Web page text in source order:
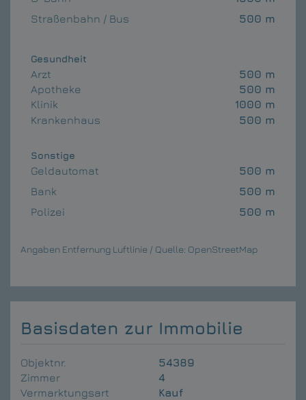
Straßenbahn / Bus
500 m
Gesundheit
Arzt
500 m
Apotheke
500 m
Klinik
1000 m
Krankenhaus
500 m
Sonstige
Geldautomat
500 m
Bank
500 m
Polizei
500 m
Angaben Entfernung Luftlinie / Quelle: OpenStreetMap
Basisdaten zur Immobilie
Objektnr.
54389
Zimmer
4
Vermarktungsart
Kauf